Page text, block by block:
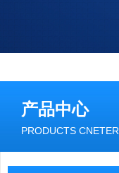
产品中心
PRODUCTS CNETER